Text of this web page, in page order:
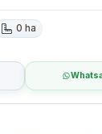
0 ha